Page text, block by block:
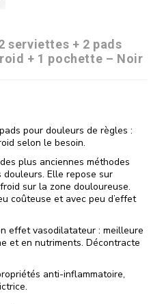
serviettes + 2 pads
+ 1 pochette – Noir
pour douleurs de règles :
selon le besoin.
plus anciennes méthodes
Elle repose sur
sur la zone douloureuse.
coûteuse et avec peu d’effet
effet vasodilatateur : meilleure
et en nutriments. Décontracte
anti-inflammatoire,